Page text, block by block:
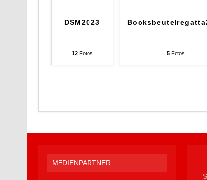
DSM2023
12Fotos 5 Fotos
MEDIENPARTNER